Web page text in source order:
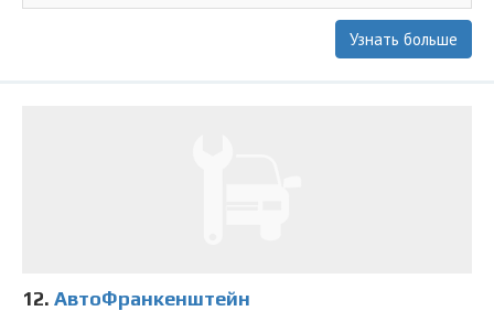
Узнать больше
12. АвтоФранкенштейн